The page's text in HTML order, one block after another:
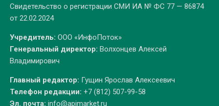
Свидетельство о регистрации СМИ ИА № ФС 77 — 86874
от 22.02.2024
Учредитель: ООО «ИнфоПоток»
Генеральный директор: Волхонцев Алексей
Владимирович
Главный редактор: Гущин Ярослав Алексеевич
Телефон редакции: +7 (812) 507-99-58
Эл. почта: info@apimarket.ru